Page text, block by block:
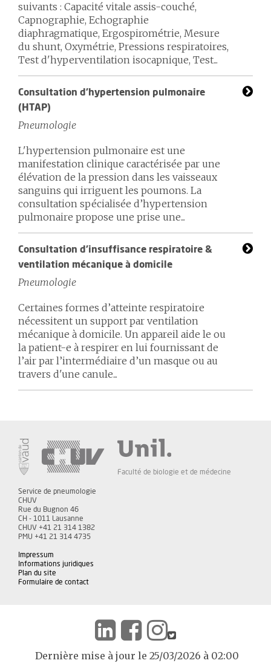
suivants : Capacité vitale assis-couché,
Capnographie, Echographie
diaphragmatique, Ergospirométrie, Mesure
du shunt, Oxymétrie, Pressions respiratoires,
Test d'hyperventilation isocapnique, Test...
Consultation d'hypertension pulmonaire
(HTAP)
Pneumologie
L'hypertension pulmonaire est une
manifestation clinique caractérisée par une
élévation de la pression dans les vaisseaux
sanguins qui irriguent les poumons. La
consultation spécialisée d’hypertension
pulmonaire propose une prise une...
Consultation d'insuffisance respiratoire &
ventilation mécanique à domicile
Pneumologie
Certaines formes d’atteinte respiratoire
nécessitent un support par ventilation
mécanique à domicile. Un appareil aide le ou
la patient-e à respirer en lui fournissant de
l’air par l’intermédiaire d’un masque ou au
travers d'une canule...
Faculté de biologie et de médecine
Service de pneumologie
CHUV
Rue du Bugnon 46
CH - 1011 Lausanne
CHUV +41 21 314 1382
PMU +41 21 314 4735
Impressum
Informations juridiques
Plan du site
Formulaire de contact
Dernière mise à jour le 25/03/2026 à 02:00